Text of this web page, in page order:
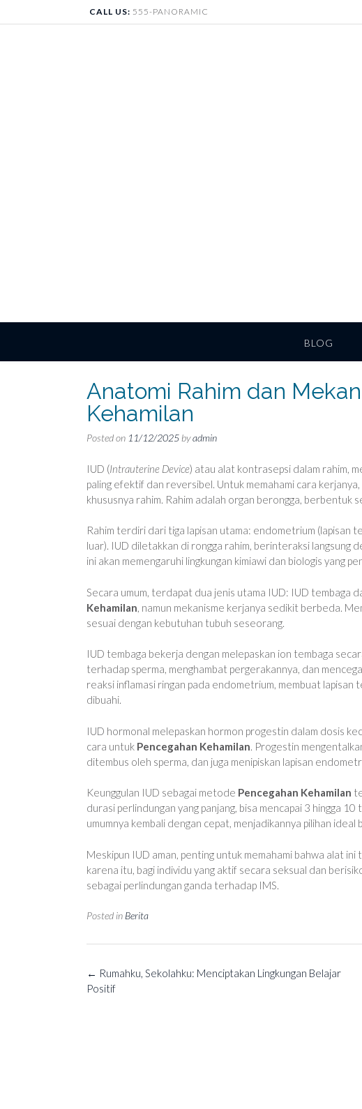
to
CALL US: 555-PANORAMIC
BLOG
Anatomi Rahim dan
Kehamilan
Posted on 11/12/2025 byadmin
IUD (Intrauterine Device) atau alat kontrasepsi dalam rahim,
paling efektif dan reversibel. Untuk memahami cara
khususnya rahim. Rahim adalah organ berongga, berbentuk
Rahim terdiri dari tiga lapisan utama: endometrium (lapisan
luar). IUD diletakkan di rongga rahim, berinteraksi langsung
ini akan memengaruhi lingkungan kimiawi dan biologis yang
Secara umum, terdapat dua jenis utama IUD: IUD tembaga
Kehamilan , namun mekanisme kerjanya sedikit berbeda.
sesuai dengan kebutuhan tubuh seseorang.
IUD tembaga bekerja dengan melepaskan ion tembaga
terhadap sperma, menghambat pergerakannya, dan
reaksi inflamasi ringan pada endometrium, membuat
dibuahi.
IUD hormonal melepaskan hormon progestin dalam dosis
cara untuk Pencegahan Kehamilan . Progestin
ditembus oleh sperma, dan juga menipiskan lapisan
Keunggulan IUD sebagai metode Pencegahan Kehamilan
durasi perlindungan yang panjang, bisa mencapai 3 hingga
umumnya kembali dengan cepat, menjadikannya pilihan ideal
Meskipun IUD aman, penting untuk memahami bahwa alat
karena itu, bagi individu yang aktif secara seksual dan
sebagai perlindungan ganda terhadap IMS.
Posted in Berita
Post
navigation
← Rumahku, Sekolahku: Menciptakan Lingkungan Belajar
Positif